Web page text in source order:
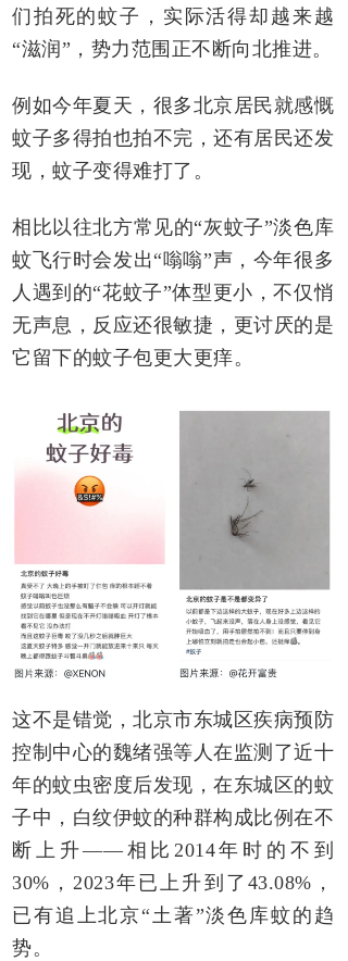
们拍死的蚊子，实际活得却越来越
“滋润”，势力范围正不断向北推进。
例如今年夏天，很多北京居民就感慨
蚊子多得拍也拍不完，还有居民还发
现，蚊子变得难打了。
相比以往北方常见的“灰蚊子”淡色库
蚊飞行时会发出“嗡嗡”声，今年很多
人遇到的“花蚊子”体型更小，不仅悄
无声息，反应还很敏捷，更讨厌的是
它留下的蚊子包更大更痒。
这不是错觉，北京市东城区疾病预防
控制中心的魏绪强等人在监测了近十
年的蚊虫密度后发现，在东城区的蚊
子中，白纹伊蚊的种群构成比例在不
断上升——相比2014年时的不到
30%，2023年已上升到了43.08%，
已有追上北京“土著”淡色库蚊的趋
势。